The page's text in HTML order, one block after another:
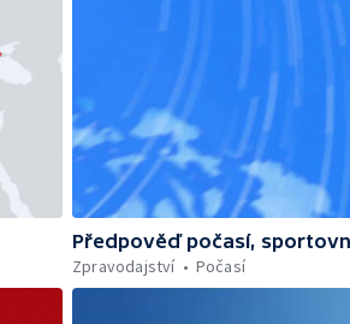
Předpověď počasí,
Zpravodajství
Počasí